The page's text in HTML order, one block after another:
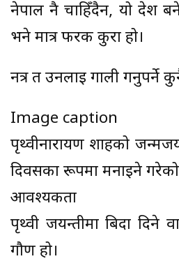
नेपाल नै चाहिँदैन, यो देश
भने मात्र फरक कुरा हो।
नत्र त उनलाई गाली गर्नुपर्ने
Image caption
पृथ्वीनारायण शाहको
दिवसका रूपमा मनाइने
आवश्यकता
पृथ्वी जयन्तीमा बिदा दिने
गौण हो।